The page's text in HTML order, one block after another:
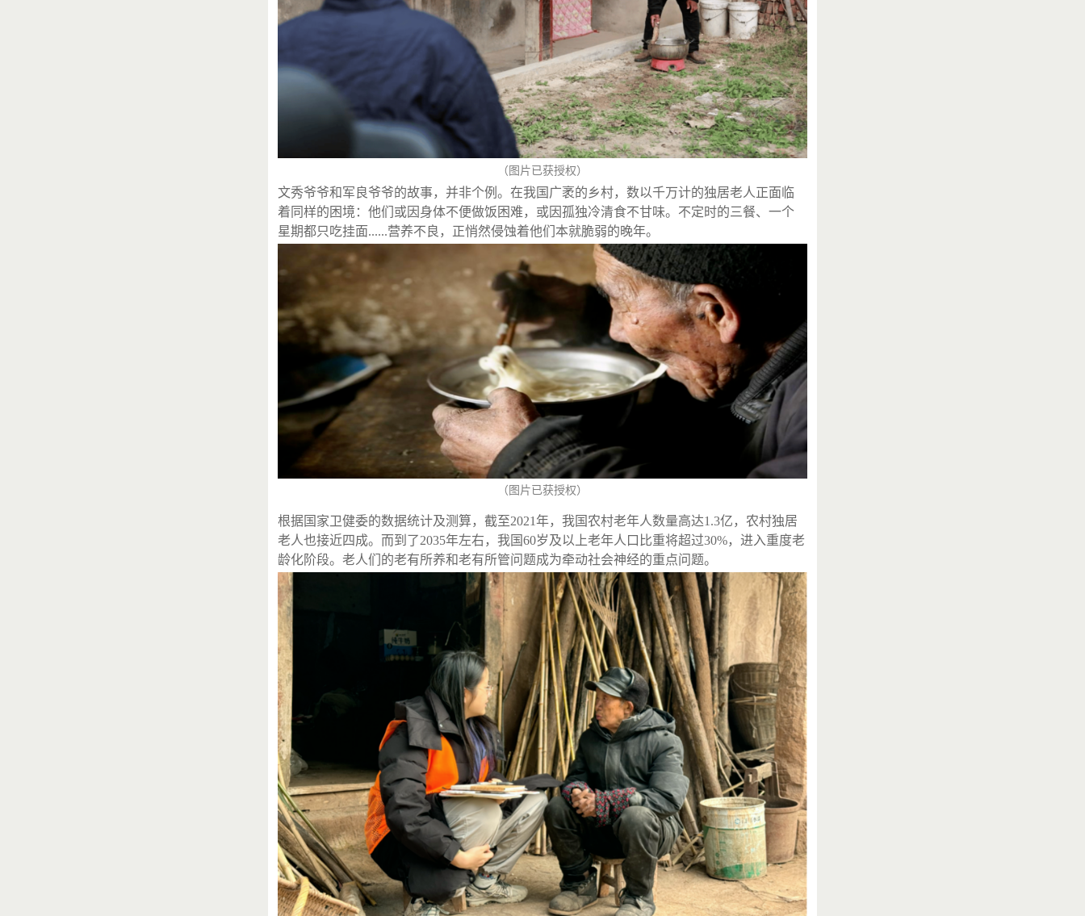
（图片已获授权）
文秀爷爷和军良爷爷的故事，并非个例。在我国广袤的乡村，数以千万计的独居老人正面临
着同样的困境：他们或因身体不便做饭困难，或因孤独冷清食不甘味。不定时的三餐、一个
星期都只吃挂面......营养不良，正悄然侵蚀着他们本就脆弱的晚年。
（图片已获授权）
根据国家卫健委的数据统计及测算，截至2021年，我国农村老年人数量高达1.3亿，农村独居
老人也接近四成。而到了2035年左右，我国60岁及以上老年人口比重将超过30%，进入重度老
龄化阶段。老人们的老有所养和老有所管问题成为牵动社会神经的重点问题。